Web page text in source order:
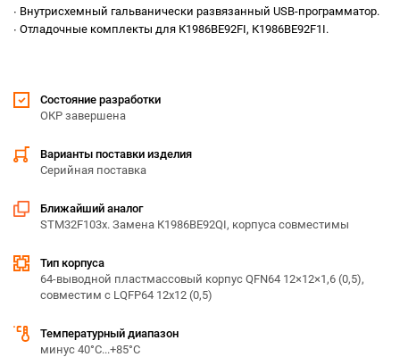
∙ Внутрисхемный гальванически развязанный USB-программатор.
∙ Отладочные комплекты для К1986ВЕ92FI, К1986ВЕ92F1I.
Состояние разработки
ОКР завершена
Варианты поставки изделия
Серийная поставка
Ближайший аналог
STM32F103x. Замена К1986ВЕ92QI, корпуса совместимы
Тип корпуса
64-выводной пластмассовый корпус QFN64 12×12×1,6 (0,5),
совместим с LQFP64 12x12 (0,5)
Температурный диапазон
минус 40°С...+85°С